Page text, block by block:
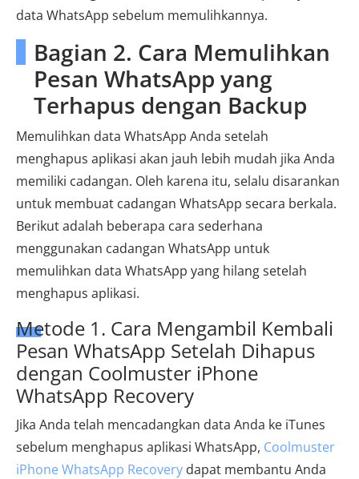
data WhatsApp sebelum memulihkannya.
Bagian 2. Cara Memulihkan
Pesan WhatsApp yang
Terhapus dengan Backup
Memulihkan data WhatsApp Anda setelah
menghapus aplikasi akan jauh lebih mudah jika Anda
memiliki cadangan. Oleh karena itu, selalu disarankan
untuk membuat cadangan WhatsApp secara berkala.
Berikut adalah beberapa cara sederhana
menggunakan cadangan WhatsApp untuk
memulihkan data WhatsApp yang hilang setelah
menghapus aplikasi.
Metode 1. Cara Mengambil Kembali
Pesan WhatsApp Setelah Dihapus
dengan Coolmuster iPhone
WhatsApp Recovery
Jika Anda telah mencadangkan data Anda ke iTunes
sebelum menghapus aplikasi WhatsApp, Coolmuster
iPhone WhatsApp Recovery dapat membantu Anda